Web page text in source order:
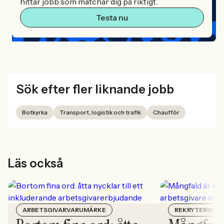
Testa nu
Sök efter fler liknande jobb
Botkyrka Transport, logistik och trafik Chaufför
Läs också
ARBETSGIVARVARUMÄRKE REKRYTERING